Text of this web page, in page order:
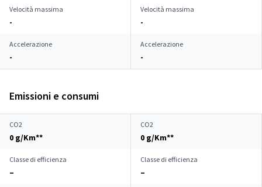
Velocità massima
-
Velocità massima
-
Accelerazione
-
Accelerazione
-
Emissioni e consumi
CO2
0 g/Km**
CO2
0 g/Km**
Classe di efficienza
–
Classe di efficienza
–